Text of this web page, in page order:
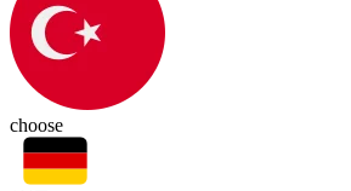
choose